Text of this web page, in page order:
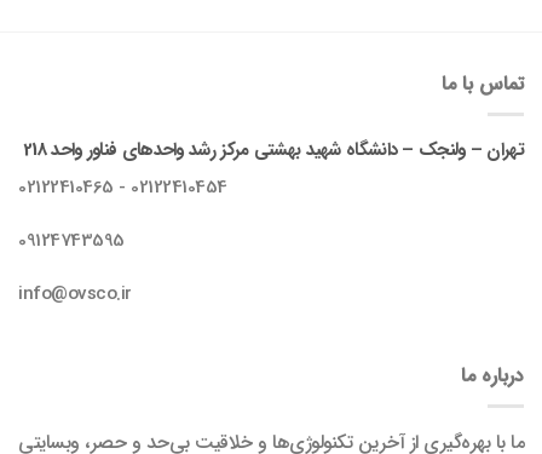
تماس با ما
تهران – ولنجک – دانشگاه شهید بهشتی مرکز رشد واحدهای فناور واحد 218
02122410454 - 02122410465
09124743595
info@ovsco.ir
درباره ما
ما با بهره‌گیری از آخرین تکنولوژی‌ها و خلاقیت بی‌حد و حصر، وبسایتی